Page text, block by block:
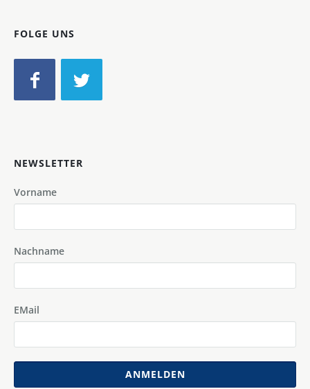
FOLGE UNS
NEWSLETTER
Vorname
Nachname
EMail
ANMELDEN